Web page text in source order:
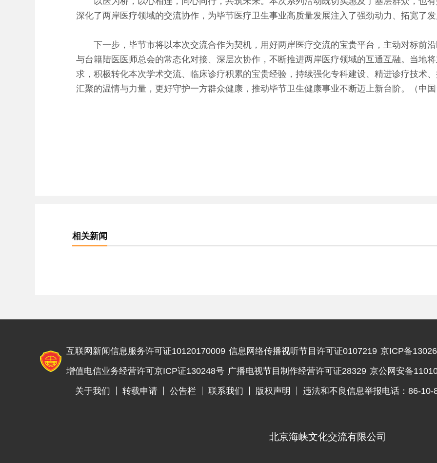
深化了两岸医疗领域的交流协作，为毕节医疗卫生事业高质量发展注入了强劲动力、拓宽了
下一步，毕节市将以本次交流合作为契机，用好两岸医疗交流的宝贵平台，主动对标前
与台籍陆医医师总会的常态化对接、深层次协作，不断推进两岸医疗领域的互通互融。当地
求，积极转化本次学术交流、临床诊疗积累的宝贵经验，持续强化专科建设、精进诊疗技术
汇聚的温情与力量，更好守护一方群众健康，推动毕节卫生健康事业不断迈上新台阶。（中
相关新闻
互联网新闻信息服务许可证10120170009 信息网络传播视听节目许可证0107219 京ICP备
增值电信业务经营许可京ICP证130248号 广播电视节目制作经营许可证28329 京公网安备
关于我们 转载申请 公告栏 联系我们 版权声明 违法和不良信息举报电话：86-10-
违法和不良信息举报电话
北京海峡文化交流有限公司